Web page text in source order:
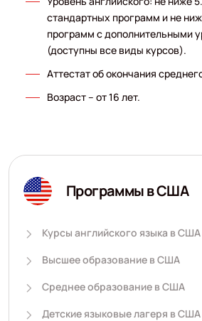
стандартных программ и не
программ с дополнительными
(доступны все виды курсов).
Аттестат об окончания
Возраст – от 16 лет.
Программы в США
Курсы английского языка в США
Высшее образование в США
Среднее образование в США
Детские языковые лагеря в США